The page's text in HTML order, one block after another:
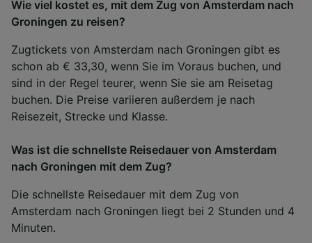
Wie viel kostet es, mit dem Zug von Amsterdam nach
Groningen zu reisen?
Zugtickets von Amsterdam nach Groningen gibt es
schon ab € 33,30, wenn Sie im Voraus buchen, und
sind in der Regel teurer, wenn Sie sie am Reisetag
buchen. Die Preise variieren außerdem je nach
Reisezeit, Strecke und Klasse.
Was ist die schnellste Reisedauer von Amsterdam
nach Groningen mit dem Zug?
Die schnellste Reisedauer mit dem Zug von
Amsterdam nach Groningen liegt bei 2 Stunden und 4
Minuten.